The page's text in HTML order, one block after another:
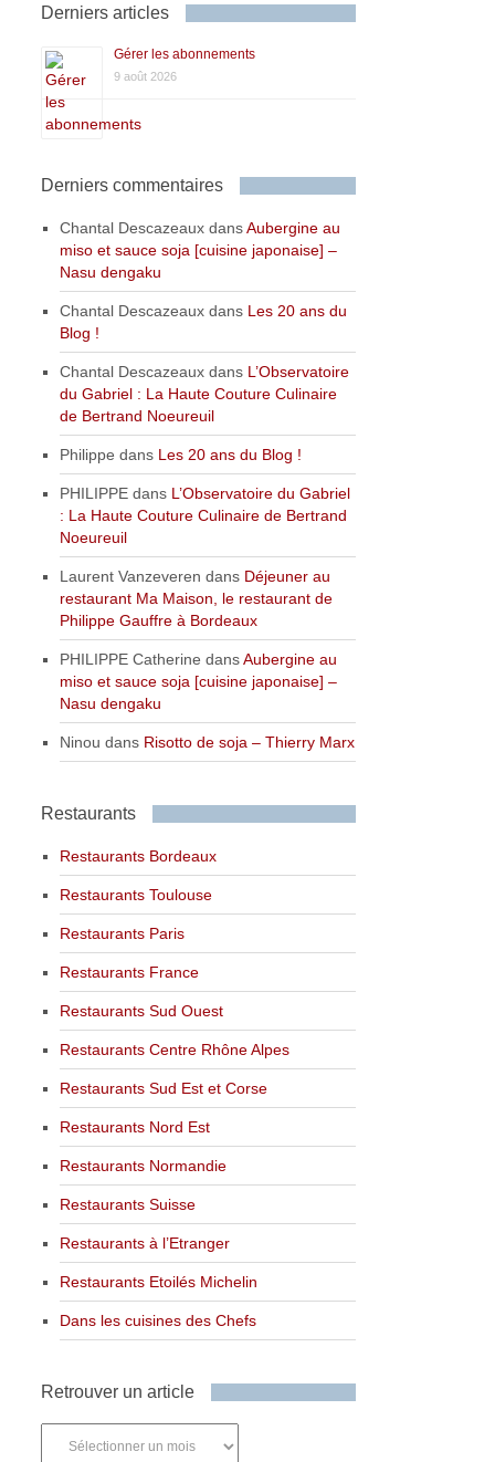
Derniers articles
Gérer les abonnements
9 août 2026
Derniers commentaires
Chantal Descazeaux dansAubergine au
miso et sauce soja [cuisine japonaise] –
Nasu dengaku
Chantal Descazeaux dans Les 20 ans du
Blog !
Chantal Descazeaux dans L’Observatoire
du Gabriel : La Haute Couture Culinaire
de Bertrand Noeureuil
Philippe dans Les 20 ans du Blog !
PHILIPPE dans L’Observatoire du Gabriel
: La Haute Couture Culinaire de Bertrand
Noeureuil
Laurent Vanzeveren dans Déjeuner au
restaurant Ma Maison, le restaurant de
Philippe Gauffre à Bordeaux
PHILIPPE Catherine dansAubergine au
miso et sauce soja [cuisine japonaise] –
Nasu dengaku
Ninou dans Risotto de soja – Thierry Marx
Restaurants
Restaurants Bordeaux
Restaurants Toulouse
Restaurants Paris
Restaurants France
Restaurants Sud Ouest
Restaurants Centre Rhône Alpes
Restaurants Sud Est et Corse
Restaurants Nord Est
Restaurants Normandie
Restaurants Suisse
Restaurants à l’Etranger
Restaurants Etoilés Michelin
Dans les cuisines des Chefs
Retrouver un article